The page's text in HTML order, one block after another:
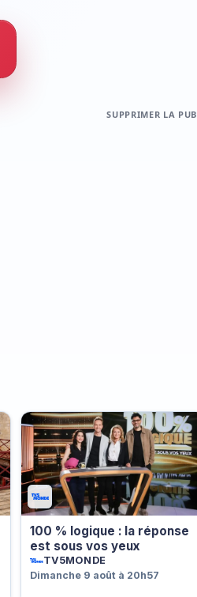
SUPPRIMER LA PUB
100 % logique : la réponse
est sous vos yeux
TV5MONDE
Dimanche 9 août à 20h57